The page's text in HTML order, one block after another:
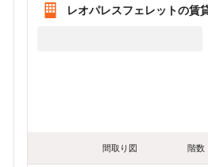
レオパレスフェレットの賃
間取り図 階数